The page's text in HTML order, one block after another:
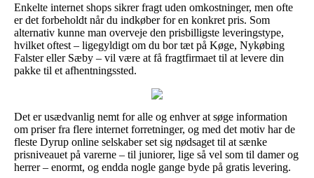
Enkelte internet shops sikrer fragt uden omkostninger, men ofte
er det forbeholdt når du indkøber for en konkret pris. Som
alternativ kunne man overveje den prisbilligste leveringstype,
hvilket oftest – ligegyldigt om du bor tæt på Køge, Nykøbing
Falster eller Sæby – vil være at få fragtfirmaet til at levere din
pakke til et afhentningssted.
Det er usædvanlig nemt for alle og enhver at søge information
om priser fra flere internet forretninger, og med det motiv har de
fleste Dyrup online selskaber set sig nødsaget til at sænke
prisniveauet på varerne – til juniorer, lige så vel som til damer og
herrer – enormt, og endda nogle gange byde på gratis levering.